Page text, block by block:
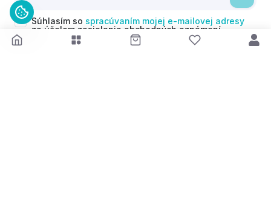
Súhlasím so spracúvaním mojej e-mailovej adresy
za účelom zasielania obchodných oznámení
(newsletterov) v súlade s čl. 6 ods. 1 písm. a)
Nariadenia GDPR. Svoj súhlas môžem kedykoľvek